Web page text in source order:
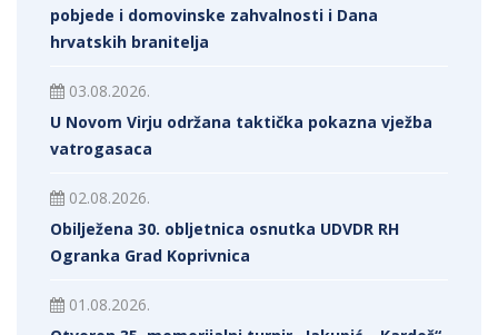
pobjede i domovinske zahvalnosti i Dana
hrvatskih branitelja
03.08.2026.
U Novom Virju održana taktička pokazna vježba
vatrogasaca
02.08.2026.
Obilježena 30. obljetnica osnutka UDVDR RH
Ogranka Grad Koprivnica
01.08.2026.